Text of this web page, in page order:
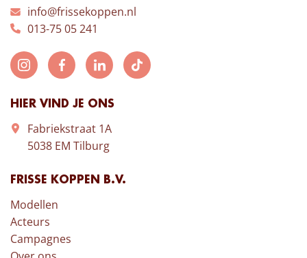
info@frissekoppen.nl
013-75 05 241
HIER VIND JE ONS
Fabriekstraat 1A
5038 EM Tilburg
FRISSE KOPPEN B.V.
Modellen
Acteurs
Campagnes